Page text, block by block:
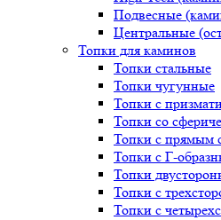
Подвесные
Центральные
Топки для каминов
Топки стальные
Топки чугунные
Топки с
Топки со
Топки с прямым
Топки с Г-
Топки
Топки с
Топки с